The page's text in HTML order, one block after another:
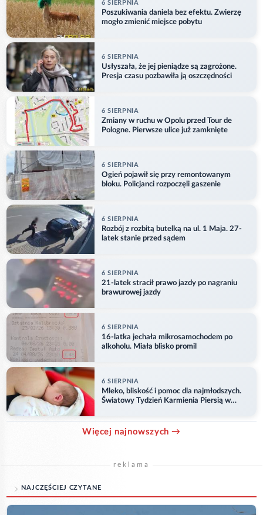
6 SIERPNIA
Poszukiwania daniela bez efektu. Zwierzę
mogło zmienić miejsce pobytu
6 SIERPNIA
Usłyszała, że jej pieniądze są zagrożone.
Presja czasu pozbawiła ją oszczędności
6 SIERPNIA
Zmiany w ruchu w Opolu przed Tour de
Pologne. Pierwsze ulice już zamknięte
6 SIERPNIA
Ogień pojawił się przy remontowanym
bloku. Policjanci rozpoczęli gaszenie
6 SIERPNIA
Rozbój z rozbitą butelką na ul. 1 Maja. 27-
latek stanie przed sądem
6 SIERPNIA
21-latek stracił prawo jazdy po nagraniu
brawurowej jazdy
6 SIERPNIA
16-latka jechała mikrosamochodem po
alkoholu. Miała blisko promil
6 SIERPNIA
Mleko, bliskość i pomoc dla najmłodszych.
Światowy Tydzień Karmienia Piersią w
Więcej najnowszych →
reklama
NAJCZĘŚCIEJ CZYTANE